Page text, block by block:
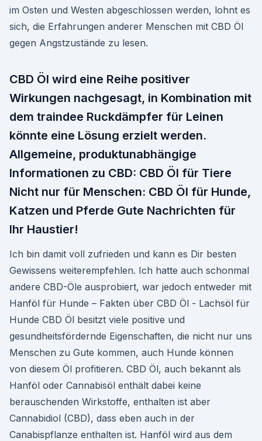
im Osten und Westen abgeschlossen werden, lohnt es
sich, die Erfahrungen anderer Menschen mit CBD Öl
gegen Angstzustände zu lesen.
CBD Öl wird eine Reihe positiver
Wirkungen nachgesagt, in Kombination mit
dem traindee Ruckdämpfer für Leinen
könnte eine Lösung erzielt werden.
Allgemeine, produktunabhängige
Informationen zu CBD: CBD Öl für Tiere
Nicht nur für Menschen: CBD Öl für Hunde,
Katzen und Pferde Gute Nachrichten für
Ihr Haustier!
Ich bin damit voll zufrieden und kann es Dir besten
Gewissens weiterempfehlen. Ich hatte auch schonmal
andere CBD-Öle ausprobiert, war jedoch entweder mit
Hanföl für Hunde – Fakten über CBD Öl - Lachsöl für
Hunde CBD Öl besitzt viele positive und
gesundheitsfördernde Eigenschaften, die nicht nur uns
Menschen zu Gute kommen, auch Hunde können
von diesem Öl profitieren. CBD Öl, auch bekannt als
Hanföl oder Cannabisöl enthält dabei keine
berauschenden Wirkstoffe, enthalten ist aber
Cannabidiol (CBD), dass eben auch in der
Canabispflanze enthalten ist. Hanföl wird aus dem